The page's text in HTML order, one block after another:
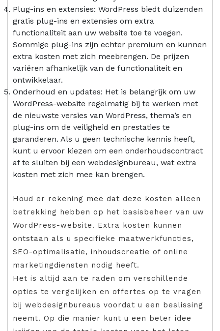
Plug-ins en extensies: WordPress biedt duizenden
gratis plug-ins en extensies om extra
functionaliteit aan uw website toe te voegen.
Sommige plug-ins zijn echter premium en kunnen
extra kosten met zich meebrengen. De prijzen
variëren afhankelijk van de functionaliteit en
ontwikkelaar.
Onderhoud en updates: Het is belangrijk om uw
WordPress-website regelmatig bij te werken met
de nieuwste versies van WordPress, thema’s en
plug-ins om de veiligheid en prestaties te
garanderen. Als u geen technische kennis heeft,
kunt u ervoor kiezen om een onderhoudscontract
af te sluiten bij een webdesignbureau, wat extra
kosten met zich mee kan brengen.
Houd er rekening mee dat deze kosten alleen
betrekking hebben op het basisbeheer van uw
WordPress-website. Extra kosten kunnen
ontstaan als u specifieke maatwerkfuncties,
SEO-optimalisatie, inhoudscreatie of online
marketingdiensten nodig heeft.
Het is altijd aan te raden om verschillende
opties te vergelijken en offertes op te vragen
bij webdesignbureaus voordat u een beslissing
neemt. Op die manier kunt u een beter idee